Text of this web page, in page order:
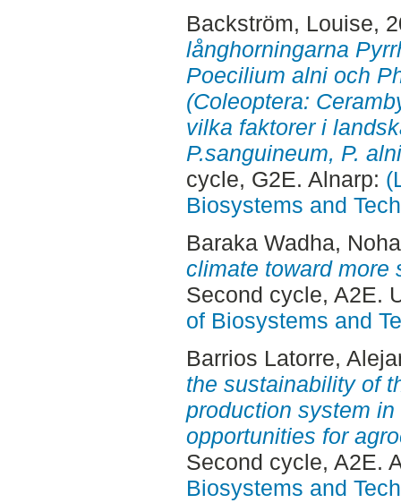
Backström, Louise,
långhorningarna
Poecilium alni och
(Coleoptera:
vilka faktorer i
P.sanguineum, P.
cycle, G2E. Alnarp:
Biosystems and
Baraka Wadha, Noha
climate toward more
Second cycle, A2E.
of Biosystems and
Barrios Latorre,
the sustainability of
production system
opportunities for
Second cycle, A2E.
Biosystems and